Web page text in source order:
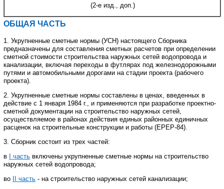
(2-е изд., доп.)
ОБЩАЯ ЧАСТЬ
1. Укрупненные сметные нормы (УСН) настоящего Сборника
предназначены для составления сметных расчетов при определении
сметной стоимости строительства наружных сетей водопровода и
канализации, включая переходы в футлярах под железнодорожными
путями и автомобильными дорогами на стадии проекта (рабочего
проекта).
2. Укрупненные сметные нормы составлены в ценах, введенных в
действие с 1 января 1984 г., и применяются при разработке проектно-
сметной документации на строительство наружных сетей,
осуществляемое в районах действия единых районных единичных
расценок на строительные конструкции и работы (ЕРЕР-84).
3. Сборник состоит из трех частей:
в
часть включены укрупненные сметные нормы на строительство
наружных сетей водопровода;
во
часть - на строительство наружных сетей канализации;